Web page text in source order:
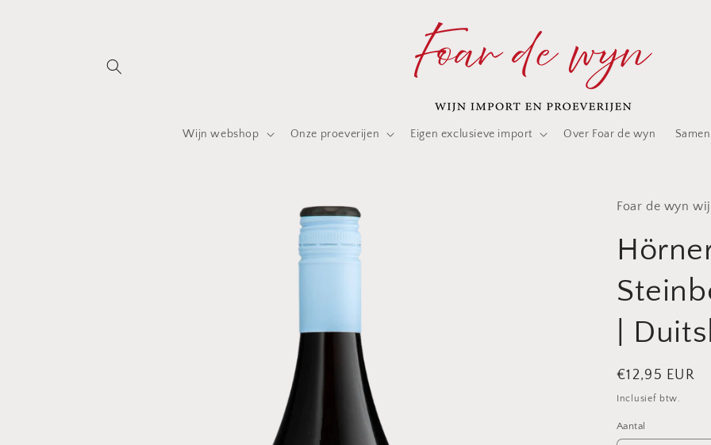
Wijn webshop Onze proeverijen Eigen exclusieve import Over Foar de wyn
Foar de wyn
|
Normale
prijs
€12,95 EUR
Inclusief btw.
Aantal